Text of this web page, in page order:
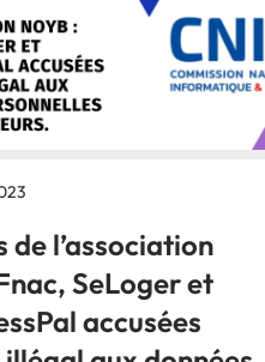
de l’association
SeLoger et
accusées